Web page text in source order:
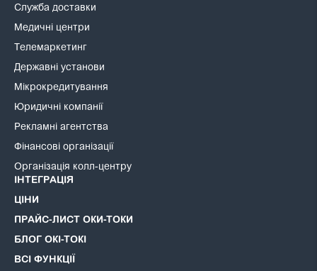
Служба доставки
Медичні центри
Телемаркетинг
Державні установи
Мікрокредитування
Юридичні компанії
Рекламні агентства
Фінансові організації
Організація колл-центру
ІНТЕГРАЦІЯ
ЦІНИ
ПРАЙС-ЛИСТ ОКИ-ТОКИ
БЛОГ ОКІ-ТОКІ
ВСІ ФУНКЦІЇ